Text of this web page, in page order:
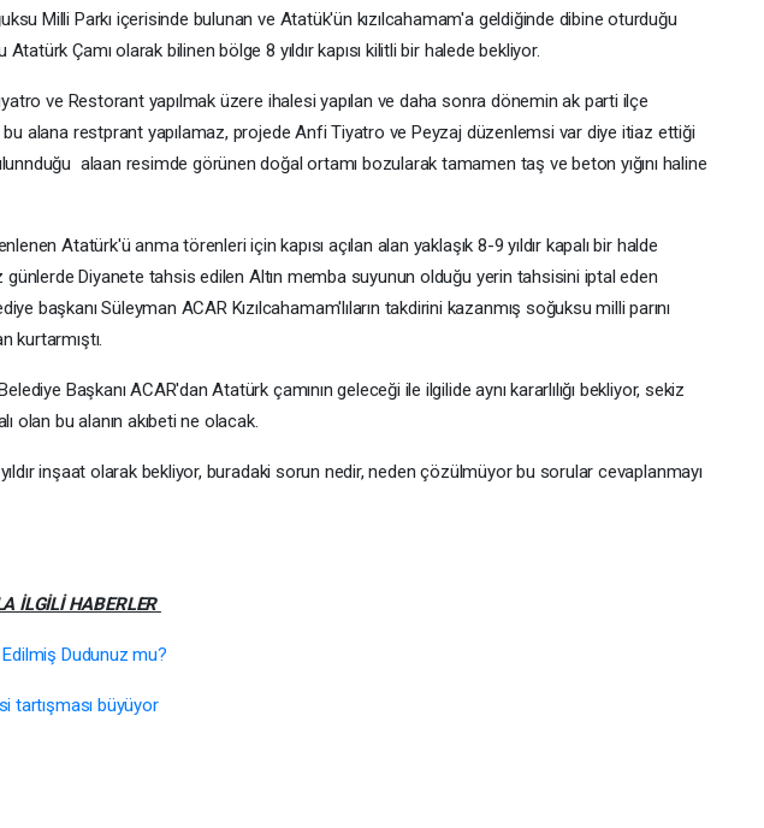
Milli Parkı içerisinde bulunan ve Atatük'ün kızılcahamam'a geldiğinde dibine oturduğu
Atatürk Çamı olarak bilinen bölge 8 yıldır kapısı kilitli bir halede bekliyor.
ve Restorant yapılmak üzere ihalesi yapılan ve daha sonra dönemin ak parti ilçe
bu alana restprant yapılamaz, projede Anfi Tiyatro ve Peyzaj düzenlemsi var diye itiaz ettiği
alaan resimde görünen doğal ortamı bozularak tamamen taş ve beton yığını haline
Atatürk'ü anma törenleri için kapısı açılan alan yaklaşık 8-9 yıldır kapalı bir halde
günlerde Diyanete tahsis edilen Altın memba suyunun olduğu yerin tahsisini iptal eden
başkanı Süleyman ACAR Kızılcahamam'lıların takdirini kazanmış soğuksu milli parını
kurtarmıştı.
Başkanı ACAR'dan Atatürk çamının geleceği ile ilgilide aynı kararlılığı bekliyor, sekiz
olan bu alanın akıbeti ne olacak.
inşaat olarak bekliyor, buradaki sorun nedir, neden çözülmüyor bu sorular cevaplanmayı
İLGİLİ HABERLER
Dudunuz mu?
tartışması büyüyor